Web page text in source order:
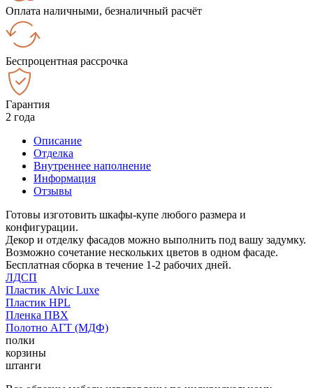
Оплата наличными, безналичный расчёт
Беспроцентная рассрочка
Гарантия
2 года
Описание
Отделка
Внутреннее наполнение
Информация
Отзывы
Готовы изготовить шкафы-купе любого размера и
конфигурации.
Декор и отделку фасадов можно выполнить под вашу задумку.
Возможно сочетание нескольких цветов в одном фасаде.
Бесплатная сборка в течение 1-2 рабочих дней.
ЛДСП
Пластик Alvic Luxe
Пластик HPL
Пленка ПВХ
Полотно АГТ (МДФ)
полки
корзины
штанги